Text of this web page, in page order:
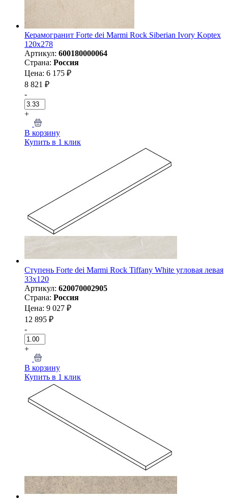
Керамогранит Forte dei Marmi Rock Siberian Ivory Koptex
120x278
Артикул: 600180000064
Страна: Россия
Цена: 6 175 ₽
8 821 ₽
-
+
В корзину
Купить в 1 клик
Ступень Forte dei Marmi Rock Tiffany White угловая левая
33x120
Артикул: 620070002905
Страна: Россия
Цена: 9 027 ₽
12 895 ₽
-
+
В корзину
Купить в 1 клик